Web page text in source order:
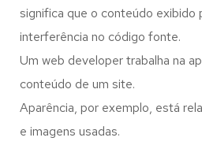
significa que o conteúdo exibido
interferência no código fonte.
Um web developer trabalha na
conteúdo de um site.
Aparência, por exemplo, está
e imagens usadas.